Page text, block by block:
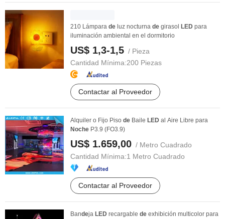
210 Lámpara de luz nocturna de girasol LED para
iluminación ambiental en el dormitorio
US$ 1,3-1,5 / Pieza
Cantidad Mínima:200 Piezas
Contactar al Proveedor
Alquiler o Fijo Piso de Baile LED al Aire Libre para
Noche P3.9 (FO3.9)
US$ 1.659,00 / Metro Cuadrado
Cantidad Mínima:1 Metro Cuadrado
Contactar al Proveedor
Bandeja LED recargable de exhibición multicolor para